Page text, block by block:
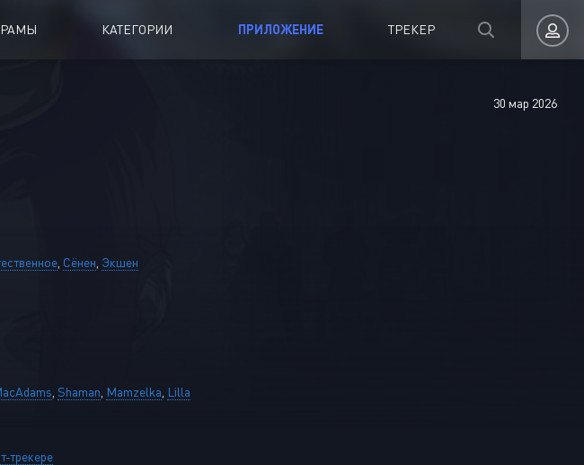
КАТЕГОРИИ ПРИЛОЖЕНИЕ ТРЕКЕР
30 мар 2026
Сёнен Экшен
Shaman Mamzelka Lilla
трекере